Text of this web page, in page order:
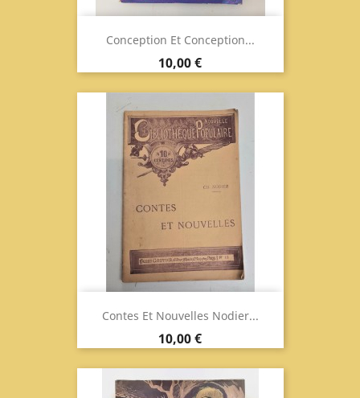
Conception Et Conception...
Prix
10,00 €
Contes Et Nouvelles Nodier...
Prix
10,00 €